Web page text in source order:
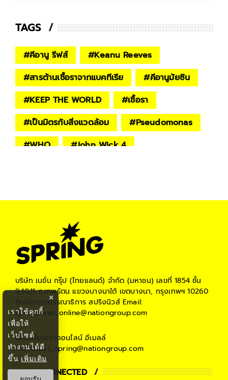
TAGS
#คีอานู รีฟส์ #Keanu Reeves
#สารต้านเชื้อราจากแบคทีเรีย #คีอานูมัยซิน
#KEEP THE WORLD #เชื้อรา
#เป็นมิตรกับสิ่งแวดล้อม #Pseudomonas
#WHO #John Wick 4
บริษัท เนชั่น กรุ๊ป (ไทยแลนด์) จำกัด (มหาชน) เลขที่ 1854 ชั้น
9,10,11 ถ.เทพรัตน แขวงบางนาใต้ เขตบางนา, กรุงเทพฯ 10260
ติดต่อกองบรรณาธิการ สปริงนิวส์Email:
springnews_online@nationgroup.com
ติดต่อโฆษณาออนไลน์ อีเมลล์
teamsales_spring@nationgroup.com
STAY CONNECTED
×
เราใช้คุกกี้
เพื่อให้
เว็บไซต์
ทำงานได้ดี
ขึ้น เพิ่มเติม